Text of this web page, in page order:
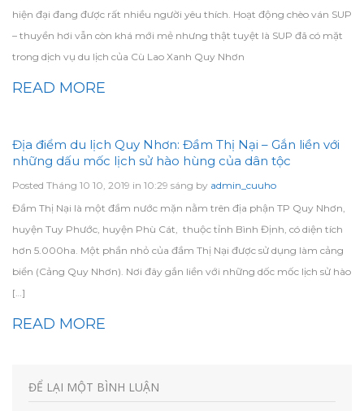
hiện đại đang được rất nhiều người yêu thích. Hoạt động chèo ván SUP
– thuyền hơi vẫn còn khá mới mẻ nhưng thật tuyệt là SUP đã có mặt
trong dịch vụ du lịch của Cù Lao Xanh Quy Nhơn
READ MORE
Địa điểm du lịch Quy Nhơn: Đầm Thị Nại – Gắn liền với
những dấu mốc lịch sử hào hùng của dân tộc
Posted Tháng 10 10, 2019 in 10:29 sáng by admin_cuuho
Đầm Thị Nại là một đầm nước mặn nằm trên địa phận TP Quy Nhơn,
huyện Tuy Phước, huyện Phù Cát, thuộc tỉnh Bình Định, có diện tích
hơn 5.000ha. Một phần nhỏ của đầm Thị Nại được sử dụng làm cảng
biển (Cảng Quy Nhơn). Nơi đây gắn liền với những dốc mốc lịch sử hào
[…]
READ MORE
ĐỂ LẠI MỘT BÌNH LUẬN